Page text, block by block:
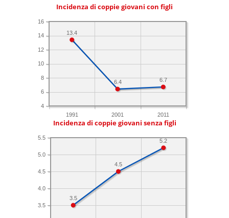
Incidenza di coppie giovani con figli
1991 2001 2011
4
6
8
10
12
14
16
6.7
6.4
13.4
Incidenza di coppie giovani senza figli
3.5
4.0
4.5
5.0
5.5
5.2
4.5
3.5